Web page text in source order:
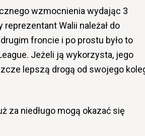
wzmocnienia wydając 3
reprezentant Walii należał do
froncie i po prostu było to
Jeżeli ją wykorzysta, jego
lepszą drogą od swojego
za niedługo mogą okazać się